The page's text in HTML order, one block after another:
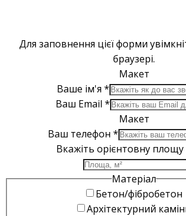
Для заповнення цієї форми
браузері.
Макет
Ваше ім'я *
Ваш Email *
Макет
Ваш телефон *
Вкажіть орієнтовну площу
Матеріал
Бетон/фібробетон
Архітектурний